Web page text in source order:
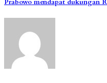
Prabowo mendapat dukungan